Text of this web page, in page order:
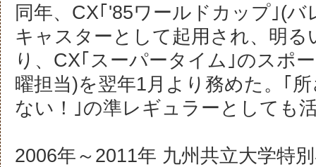
同年、CX｢'85ワールドカップ｣(
キャスターとして起用され、明る
り、CX｢スーパータイム｣のスポ
曜担当)を翌年1月より務めた。｢
ない！｣の準レギュラーとしても
2006年～2011年 九州共立大学特